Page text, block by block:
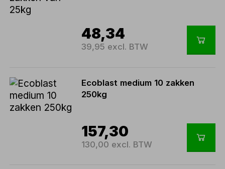
48,34
39,95 excl. BTW
Ecoblast medium 10 zakken
250kg
157,30
130,00 excl. BTW